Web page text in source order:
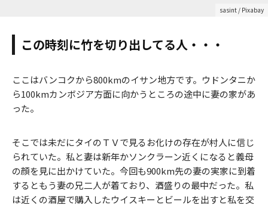
sasint / Pixabay
この時刻に竹を切り出してる人・・・
ここはバンコクから800kmのイサン地方です。ウドンタニか
ら100kmカンボジア方面に向かうところの途中に妻の家があ
った。
そこでは未だにタイのＴＶで見るお化けの存在が村人に信じ
られていた。私と妻は新年かソンクラーン近くになると義母
の顔を見に出かけていた。今回も900km先の妻の実家に到着
するともう妻の兄二人が着ており、酒盛りの最中だった。私
は近くの酒屋で購入したウイスキーとビールを出すと私を交